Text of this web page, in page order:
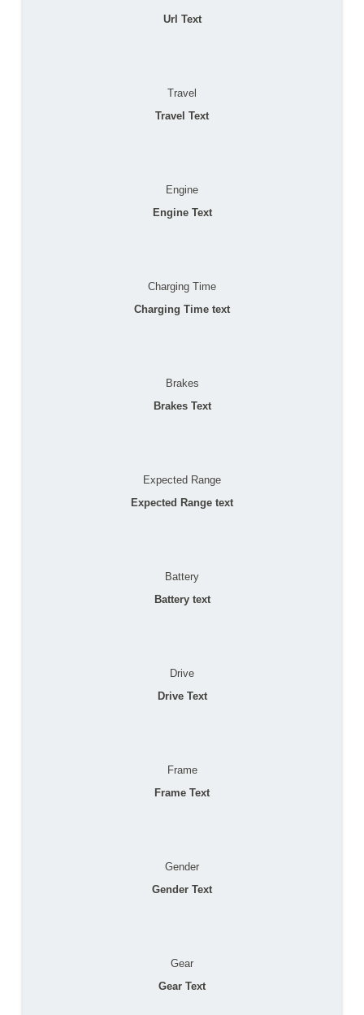
Url Text
Travel
Travel Text
Engine
Engine Text
Charging Time
Charging Time text
Brakes
Brakes Text
Expected Range
Expected Range text
Battery
Battery text
Drive
Drive Text
Frame
Frame Text
Gender
Gender Text
Gear
Gear Text